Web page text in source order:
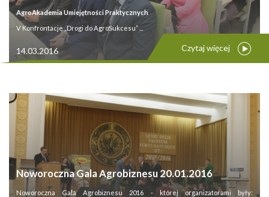
AgroAkademia Umiejętności Praktycznych
V Konfrontacje „Drogi do AgroSukcesu” ...
14.03.2016 Czytaj więcej
Noworoczna Gala Agrobiznesu 20.01.2016
Noworoczna Gala Agrobiznesu 2016 - której organizatorami były: